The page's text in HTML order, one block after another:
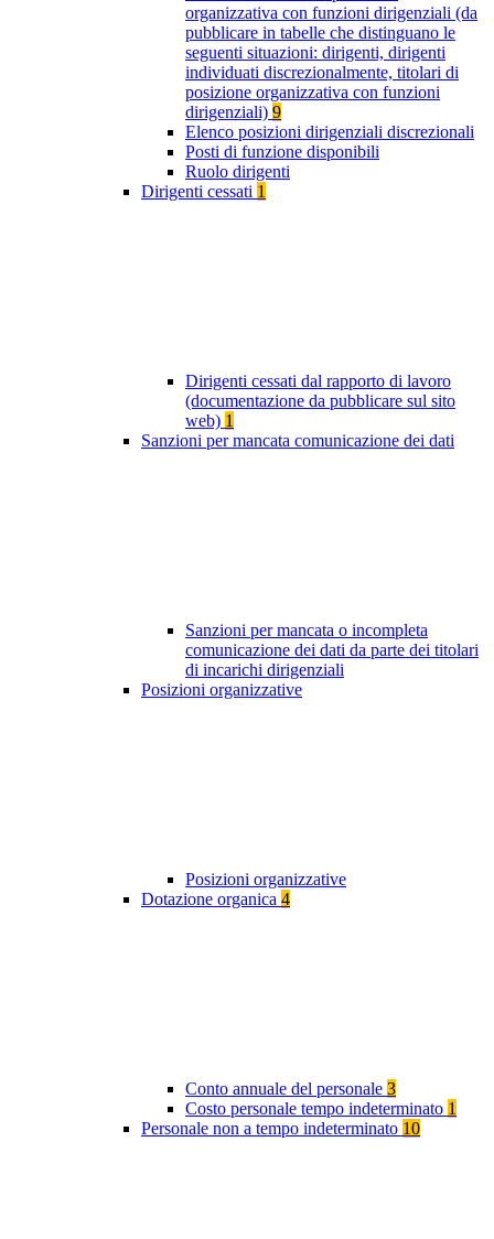
organizzativa con funzioni dirigenziali (da
pubblicare in tabelle che distinguano le
seguenti situazioni: dirigenti, dirigenti
individuati discrezionalmente, titolari di
posizione organizzativa con funzioni
dirigenziali) 9
Elenco posizioni dirigenziali discrezionali
Posti di funzione disponibili
Ruolo dirigenti
Dirigenti cessati 1
Dirigenti cessati dal rapporto di lavoro
(documentazione da pubblicare sul sito
web) 1
Sanzioni per mancata comunicazione dei dati
Sanzioni per mancata o incompleta
comunicazione dei dati da parte dei titolari
di incarichi dirigenziali
Posizioni organizzative
Posizioni organizzative
Dotazione organica 4
Conto annuale del personale 3
Costo personale tempo indeterminato 1
Personale non a tempo indeterminato 10